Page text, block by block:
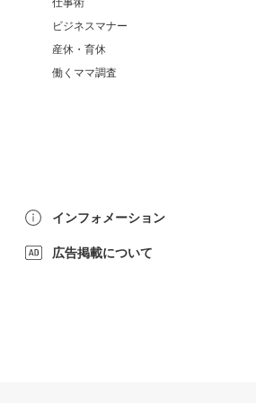
仕事術
ビジネスマナー
産休・育休
働くママ調査
インフォメーション
広告掲載について